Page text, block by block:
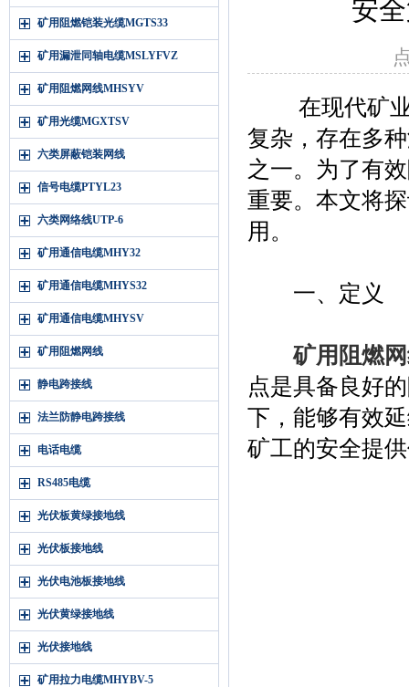
矿用阻燃铠装光缆MGTS33
矿用漏泄同轴电缆MSLYFVZ
矿用阻燃网线MHSYV
矿用光缆MGXTSV
六类屏蔽铠装网线
信号电缆PTYL23
六类网络线UTP-6
矿用通信电缆MHY32
矿用通信电缆MHYS32
矿用通信电缆MHYSV
矿用阻燃网线
静电跨接线
法兰防静电跨接线
电话电缆
RS485电缆
光伏板黄绿接地线
光伏板接地线
光伏电池板接地线
光伏黄绿接地线
光伏接地线
矿用拉力电缆MHYBV-5
安
在现代矿业
复杂，存在多
之一。为了有
重要。本文将
用。
一、定义
矿用阻燃
点是具备良好
下，能够有效
矿工的安全提